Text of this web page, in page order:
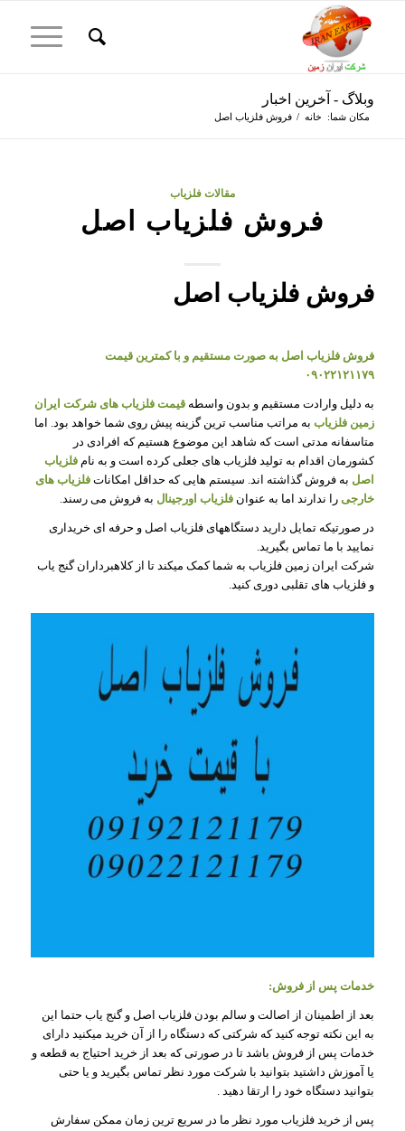
وبلاگ - آخرین اخبار
مکان شما: خانه / فروش فلزیاب اصل
مقالات فلزیاب
فروش فلزیاب اصل
فروش فلزیاب اصل
فروش فلزیاب اصل به صورت مستقیم و با کمترین قیمت
۰۹۰۲۲۱۲۱۱۷۹
به دلیل وارادت مستقیم و بدون واسطه قیمت فلزیاب های شرکت ایران
زمین فلزیاببه مراتب مناسب ترین گزینه پیش روی شما خواهد بود. اما
متاسفانه مدتی است که شاهد این موضوع هستیم که افرادی در
کشورمان اقدام به تولید فلزیاب های جعلی کرده است و به نام فلزیاب
اصل به فروش گذاشته اند. سیستم هایی که حداقل امکانات فلزیاب های
خارجیرا ندارند اما به عنوان فلزیاب اورجینال به فروش می رسند.
در صورتیکه تمایل دارید دستگاههای فلزیاب اصل و حرفه ای خریداری
نمایید با ما تماس بگیرید.
شرکت ایران زمین فلزیاب به شما کمک میکند تا از کلاهبرداران گنج یاب
و فلزیاب های تقلبی دوری کنید.
خدمات پس از فروش:
بعد از اطمینان از اصالت و سالم بودن فلزیاب اصل و گنج یاب حتما این
به این نکته توجه کنید که شرکتی که دستگاه را از آن خرید میکنید دارای
خدمات پس از فروش باشد تا در صورتی که بعد از خرید احتیاج به قطعه و
یا آموزش داشتید بتوانید با شرکت مورد نظر تماس بگیرید و یا حتی
بتوانید دستگاه خود را ارتقا دهید .
پس از خرید فلزیاب مورد نظر ما در سریع ترین زمان ممکن سفارش